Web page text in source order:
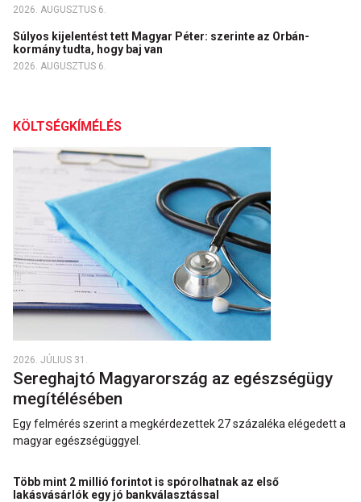
2026. AUGUSZTUS 6.
Súlyos kijelentést tett Magyar Péter: szerinte az Orbán-
kormány tudta, hogy baj van
2026. AUGUSZTUS 6.
KÖLTSÉGKÍMÉLÉS
2026. JÚLIUS 31.
Sereghajtó Magyarország az egészségügy
megítélésében
Egy felmérés szerint a megkérdezettek 27 százaléka elégedett a
magyar egészségüggyel.
Több mint 2 millió forintot is spórolhatnak az első
lakásvásárlók egy jó bankválasztással